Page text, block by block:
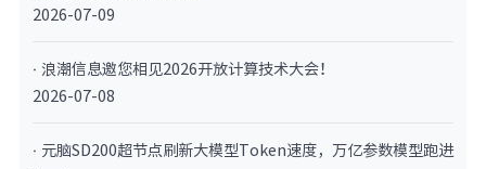
2026-07-09
· 浪潮信息邀您相见2026开放计算技术大会！
2026-07-08
· 元脑SD200超节点刷新大模型Token速度，万亿参数模型跑进